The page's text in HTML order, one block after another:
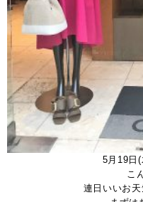
5月19日(
こ
連日いいお